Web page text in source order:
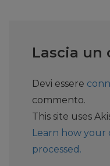
Lascia un
Devi essere
commento.
This site uses
Learn how your
processed.